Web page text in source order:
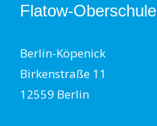
Flatow-Oberschule
Berlin-Köpenick
Birkenstraße 11
12559 Berlin